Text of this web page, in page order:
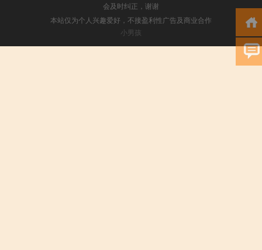
会及时纠正，谢谢
本站仅为个人兴趣爱好，不接盈利性广告及商业合作
小男孩